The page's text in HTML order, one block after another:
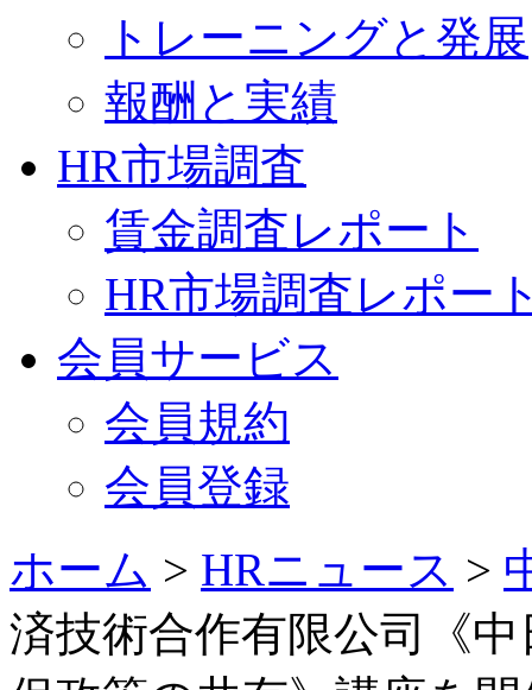
トレーニングと発展
報酬と実績
HR市場調査
賃金調査レポート
HR市場調査レポー
会員サービス
会員規約
会員登録
ホーム > HRニュース >
済技術合作有限公司《